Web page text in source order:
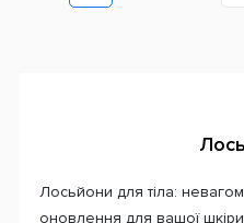
Лосьйони для тіла:
оновлення для вашої шкіри